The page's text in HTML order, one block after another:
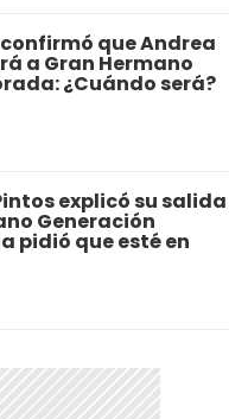
que Andrea
a Gran Hermano
¿Cuándo será?
explicó su salida
Generación
pidió que esté en